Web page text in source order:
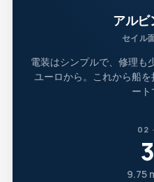
アルビ
セイル
電装はシンプルで、修理も
ユーロから。これから船
ート
02
9.75